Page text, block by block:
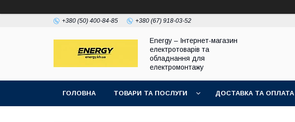
+380 (50) 400-84-85 +380 (67) 918-03-52
Energy – Інтернет-магазин
електротоварів та
обладнання для
електромонтажу
ГОЛОВНА ТОВАРИ ТА ПОСЛУГИ ДОСТАВКА ТА ОПЛАТА